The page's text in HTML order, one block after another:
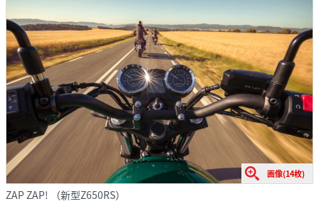
画像(14枚)
ZAP ZAP! （新型Z650RS）